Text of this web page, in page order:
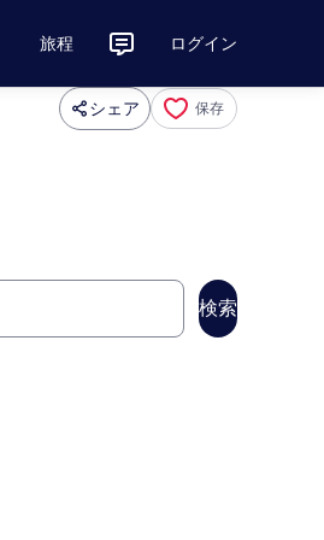
旅程 ログイン
シェア 保存
検索